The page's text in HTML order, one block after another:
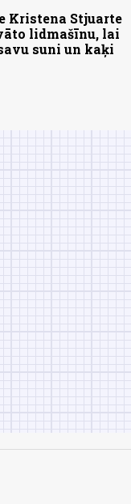
Kristena Stjuarte
lidmašīnu, lai
suni un kaķi